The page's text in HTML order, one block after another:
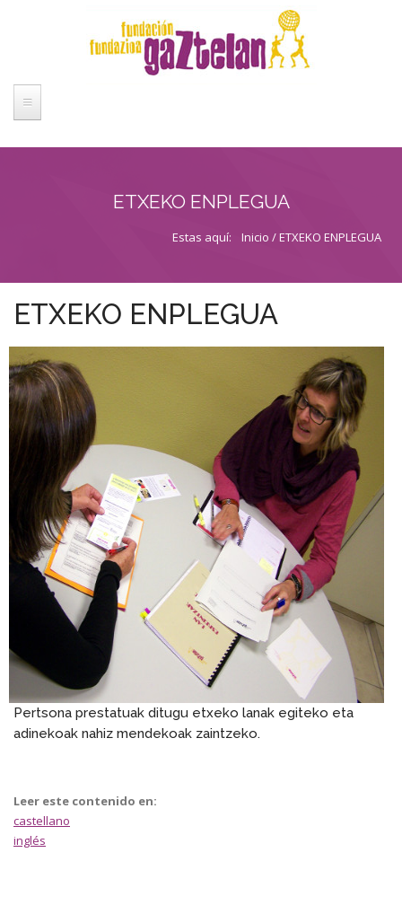
CUIDAMOS PERSONAS
PROYECTOS DE FUNDACIÓN GAZTELAN
ETXEKO ENPLEGUA
Estas aquí: Inicio / ETXEKO ENPLEGUA
ETXEKO ENPLEGUA
Pertsona prestatuak ditugu etxeko lanak egiteko eta
adinekoak nahiz mendekoak zaintzeko.
Leer este contenido en:
castellano
inglés